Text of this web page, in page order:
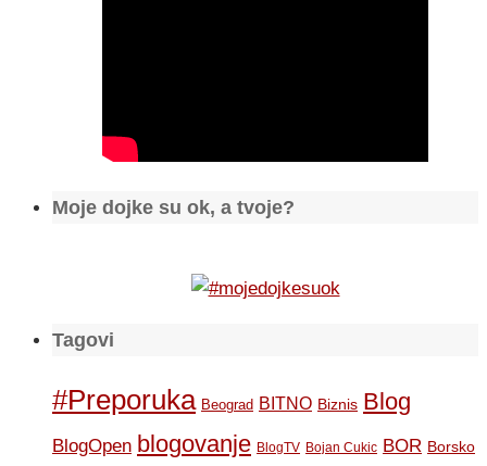
Moje dojke su ok, a tvoje?
Tagovi
#Preporuka Beograd BITNO Biznis Blog
BlogOpen blogovanje BlogTV Bojan Cukic BOR Borsko